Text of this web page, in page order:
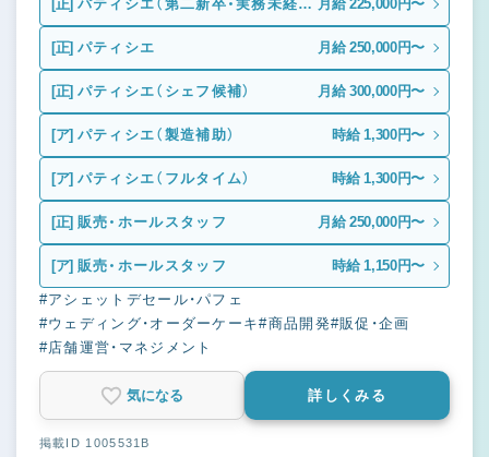
[正] パティシエ（第二新卒・実務未経
験）
月給 225,000円〜
[正] パティシエ 月給 250,000円〜
[正] パティシエ（シェフ候補） 月給 300,000円〜
[ア] パティシエ（製造補助） 時給 1,300円〜
[ア] パティシエ（フルタイム） 時給 1,300円〜
[正] 販売・ホールスタッフ 月給 250,000円〜
[ア] 販売・ホールスタッフ 時給 1,150円〜
#アシェットデセール・パフェ
#ウェディング・オーダーケーキ#商品開発#販促・企画
#店舗運営・マネジメント
気になる 詳しくみる
掲載ID 1005531B